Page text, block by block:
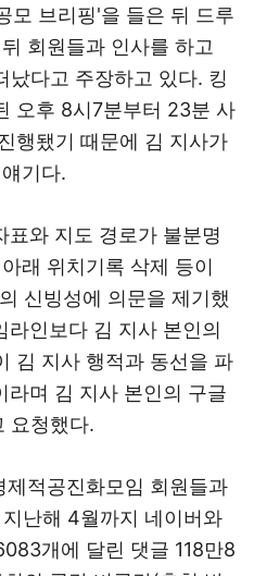
모 브리핑'을 들은 뒤 드루
회원들과 인사를 하고
났다고 주장하고 있다. 킹
오후 8시7분부터 23분 사
행됐기 때문에 김 지사가
기다.
표와 지도 경로가 불분명
래 위치기록 삭제 등이
신빙성에 의문을 제기했
인보다 김 지사 본인의
김 지사 행적과 동선을 파
라며 김 지사 본인의 구글
요청했다.
적공진화모임 회원들과
난해 4월까지 네이버와
개에 달린 댓글 118만8